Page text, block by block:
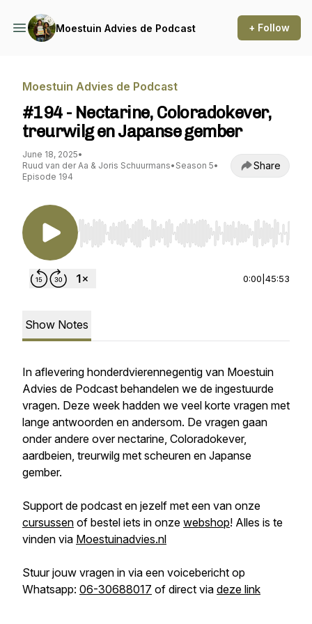
Moestuin Advies de Podcast + Follow
Moestuin Advies de Podcast
#194 - Nectarine, Coloradokever,
treurwilg en Japanse gember
June 18, 2025•
Ruud van der Aa & Joris Schuurmans• Season 5•
Episode 194
Share
Use Left/Right to seek, Home/End to jump to
0:00 45:53
Show Notes
In aflevering honderdvierennegentig van Moestuin
Advies de Podcast behandelen we de ingestuurde
vragen. Deze week hadden we veel korte vragen met
lange antwoorden en andersom. De vragen gaan
onder andere over nectarine, Coloradokever,
aardbeien, treurwilg met scheuren en Japanse
gember.
Support de podcast en jezelf met een van onze
cursussen of bestel iets in onze webshop! Alles is te
vinden via Moestuinadvies.nl
Stuur jouw vragen in via een voicebericht op
Whatsapp: 06-30688017 of direct via deze link